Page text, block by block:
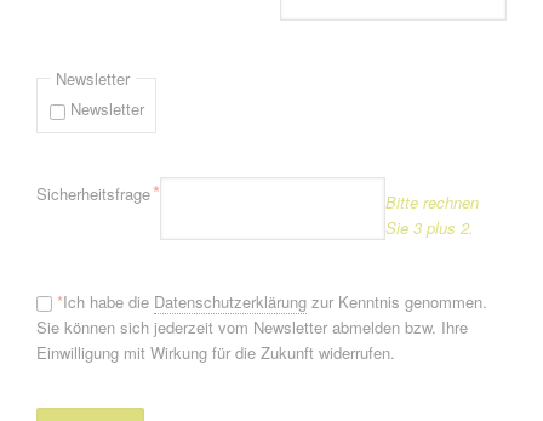
Newsletter
Newsletter
Pflichtfeld
Sicherheitsfrage*
Bitte rechnen
Sie 3 plus 2.
*Ich habe die Datenschutzerklärungzur Kenntnis genommen.
Sie können sich jederzeit vom Newsletter abmelden bzw. Ihre
Einwilligung mit Wirkung für die Zukunft widerrufen.